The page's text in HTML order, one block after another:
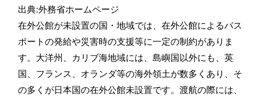
出典:外務省ホームページ
在外公館が未設置の国・地域では、在外公館によるパス
ポートの発給や災害時の支援等に一定の制約がありま
す。大洋州、カリブ海地域には、島嶼国以外にも、英
国、フランス、オランダ等の海外領土が数多くあり、そ
の多くが日本国の在外公館未設置です。渡航の際には、